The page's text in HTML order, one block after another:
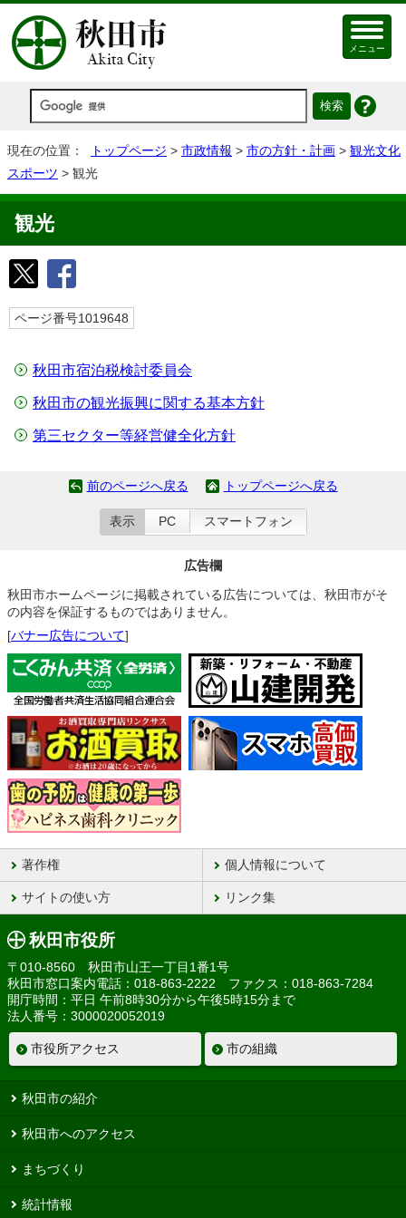
メニュー
現在の位置： トップページ > 市政情報 > 市の方針・計画 > 観光文化
スポーツ > 観光
観光
ページ番号1019648
秋田市宿泊税検討委員会
秋田市の観光振興に関する基本方針
第三セクター等経営健全化方針
前のページへ戻る トップページへ戻る
表示 PC スマートフォン
広告欄
秋田市ホームページに掲載されている広告については、秋田市がそ
の内容を保証するものではありません。
[バナー広告について]
著作権 個人情報について
サイトの使い方 リンク集
秋田市役所
〒010-8560 秋田市山王一丁目1番1号
秋田市窓口案内電話：018-863-2222 ファクス：018-863-7284
開庁時間：平日 午前8時30分から午後5時15分まで
法人番号：3000020052019
市役所アクセス 市の組織
秋田市の紹介
秋田市へのアクセス
まちづくり
統計情報